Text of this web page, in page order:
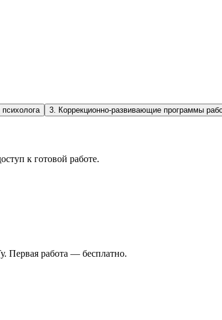
психолога 3 Коррекционно-развивающие программы
к готовой работе.
Первая работа — бесплатно.